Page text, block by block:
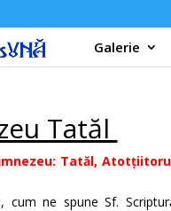
Galerie
Tatăl
Tatăl,
ne spune Sf.